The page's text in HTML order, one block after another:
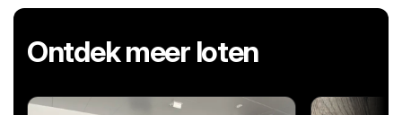
Ontdek meer loten